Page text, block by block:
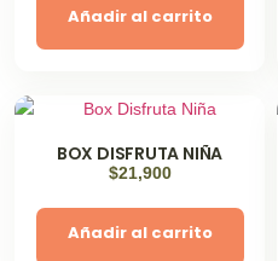
Añadir al carrito
BOX DISFRUTA NIÑA
$21,900
Añadir al carrito